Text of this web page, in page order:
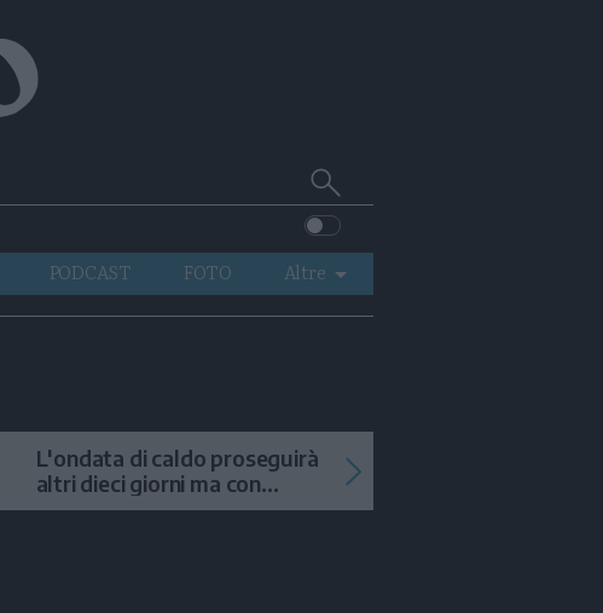
Cerca
su
Trentino
PODCAST FOTO
Altre
VIDEO
L'ondata di caldo proseguirà
altri dieci giorni ma con
temporali